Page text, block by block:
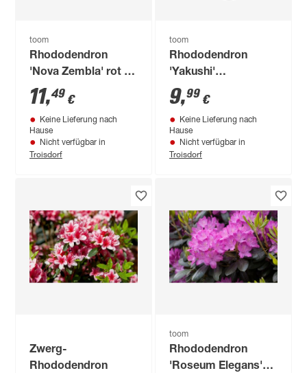
toom
Rhododendron
'Nova Zembla' rot 23
cm Topf
11,49 €
Keine Lieferung nach
Hause
Nicht verfügbar in
Troisdorf
toom
Rhododendron
'Yakushi'
verschiedene Sorten
21 cm Topf
9,99 €
Keine Lieferung nach
Hause
Nicht verfügbar in
Troisdorf
Zwerg-
Rhododendron
toom
Rhododendron
'Roseum Elegans'